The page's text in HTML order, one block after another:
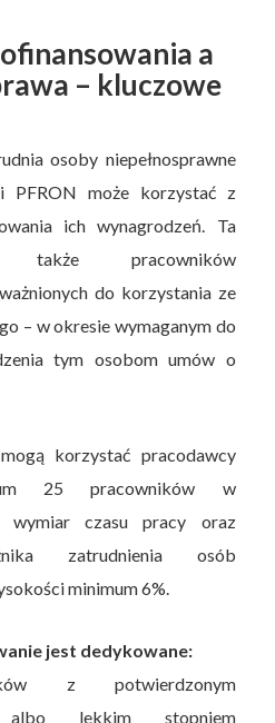
a
– kluczowe
osoby niepełnosprawne
PFRON może korzystać z
ich wynagrodzeń. Ta
także pracowników
do korzystania ze
– w okresie wymaganym do
tym osobom umów o
korzystać pracodawcy
25 pracowników w
wymiar czasu pracy oraz
zatrudnienia osób
minimum 6%.
jest dedykowane:
z potwierdzonym
albo lekkim stopniem